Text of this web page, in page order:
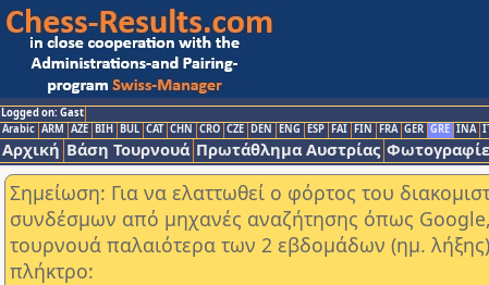
Logged on: Gast
Arabic ARM AZE BIH BUL CAT CHN CRO CZE DEN ENG ESP FAI FIN FRA GER GRE INA
Αρχική Βάση Τουρνουά Πρωτάθλημα Αυστρίας
Σημείωση: Για να ελαττωθεί ο φόρτος του
συνδέσμων από μηχανές αναζήτησης όπως Google,
τουρνουά παλαιότερα των 2 εβδομάδων (ημ.
πλήκτρο: